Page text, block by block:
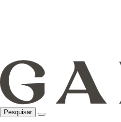
Pesquisar